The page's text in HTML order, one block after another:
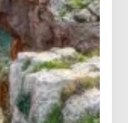
ночью
будто источник
предстоит
покрывают
Увидев это